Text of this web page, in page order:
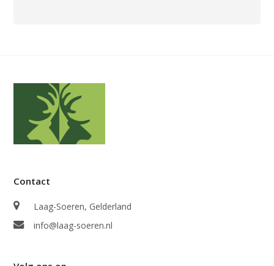
Contact
Laag-Soeren, Gelderland
info@laag-soeren.nl